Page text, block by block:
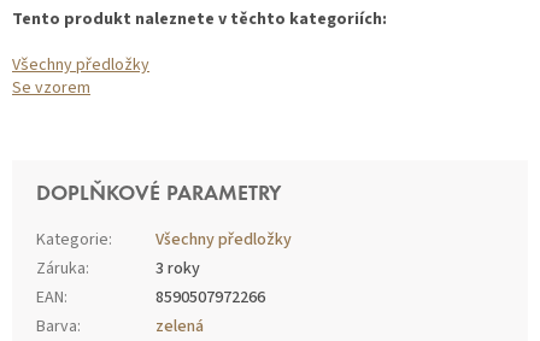
Tento produkt naleznete v těchto kategoriích:
Všechny předložky
Se vzorem
DOPLŇKOVÉ PARAMETRY
Kategorie:
Všechny předložky
Záruka:
3 roky
EAN:
8590507972266
Barva:
zelená